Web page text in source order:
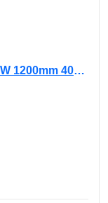
Светильник линейный LED T5 18W 1200mm 4000K